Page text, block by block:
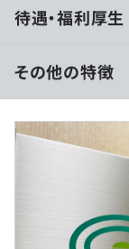
開発部門：開発1
（50代男性）、
2名、主任技師4名
開発2部構成：
（40代男性）、
1名、主任技師3
待遇・福利厚生
【想定年収】
500万円～750万
月給300,000円～
年2回（6月、12
約4ヶ月分/年（
その他の特徴